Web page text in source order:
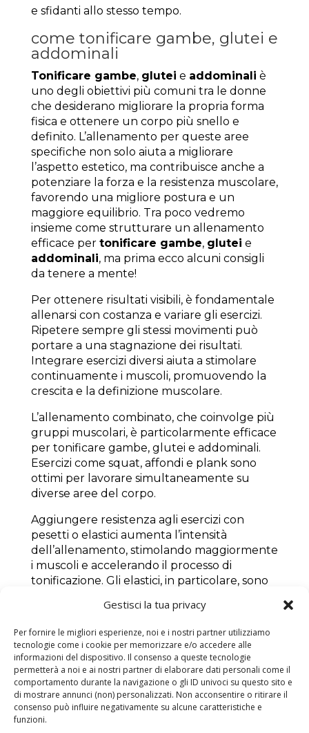
Gestisci la tua privacy
Per fornire le migliori esperienze, noi e i nostri partner utilizziamo
tecnologie come i cookie per memorizzare e/o accedere alle
informazioni del dispositivo. Il consenso a queste tecnologie
permetterà a noi e ai nostri partner di elaborare dati personali come il
comportamento durante la navigazione o gli ID univoci su questo sito e
di mostrare annunci (non) personalizzati. Non acconsentire o ritirare il
consenso può influire negativamente su alcune caratteristiche e
funzioni.
e sfidanti allo stesso tempo.
come tonificare gambe, glutei e
addominali
Tonificare gambe, glutei e addominali è
uno degli obiettivi più comuni tra le donne
che desiderano migliorare la propria forma
fisica e ottenere un corpo più snello e
definito. L’allenamento per queste aree
specifiche non solo aiuta a migliorare
l’aspetto estetico, ma contribuisce anche a
potenziare la forza e la resistenza muscolare,
favorendo una migliore postura e un
maggiore equilibrio. Tra poco vedremo
insieme come strutturare un allenamento
efficace per tonificare gambe, glutei e
addominali, ma prima ecco alcuni consigli
da tenere a mente!
Per ottenere risultati visibili, è fondamentale
allenarsi con costanza e variare gli esercizi.
Ripetere sempre gli stessi movimenti può
portare a una stagnazione dei risultati.
Integrare esercizi diversi aiuta a stimolare
continuamente i muscoli, promuovendo la
crescita e la definizione muscolare.
L’allenamento combinato, che coinvolge più
gruppi muscolari, è particolarmente efficace
per tonificare gambe, glutei e addominali.
Esercizi come squat, affondi e plank sono
ottimi per lavorare simultaneamente su
diverse aree del corpo.
Aggiungere resistenza agli esercizi con
pesetti o elastici aumenta l’intensità
dell’allenamento, stimolando maggiormente
i muscoli e accelerando il processo di
tonificazione. Gli elastici, in particolare, sono
essere facilmente utilizzati a casa.
Ricorda sempre che una routine di
allenamento bilanciata dovrebbe includere
esercizi per gambe,gluteieaddominaliin
ogni sessione, alternando giorni di
allenamento intenso a giorni di recupero
attivo per permettere ai muscoli di